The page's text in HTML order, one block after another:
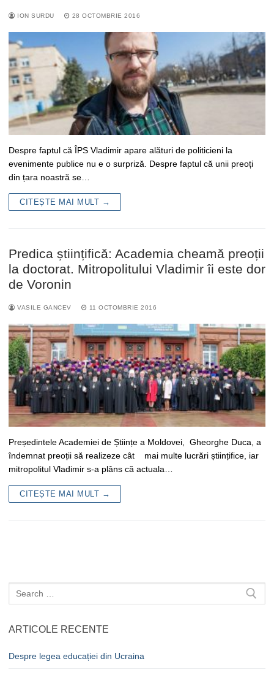
ION SURDU 28 OCTOMBRIE 2016
Despre faptul că ÎPS Vladimir apare alături de politicieni la
evenimente publice nu e o surpriză. Despre faptul că unii preoți
din țara noastră se…
CITEȘTE MAI MULT →
Predica științifică: Academia cheamă preoții
la doctorat. Mitropolitului Vladimir îi este dor
de Voronin
VASILE GANCEV 11 OCTOMBRIE 2016
Președintele Academiei de Științe a Moldovei, Gheorghe Duca, a
îndemnat preoții să realizeze cât mai multe lucrări științifice, iar
mitropolitul Vladimir s-a plâns că actuala…
CITEȘTE MAI MULT →
Caută
după:
ARTICOLE RECENTE
Despre legea educației din Ucraina